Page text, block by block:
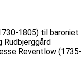
1805) til baroniet
Rudbjerggård
Reventlow (1735-